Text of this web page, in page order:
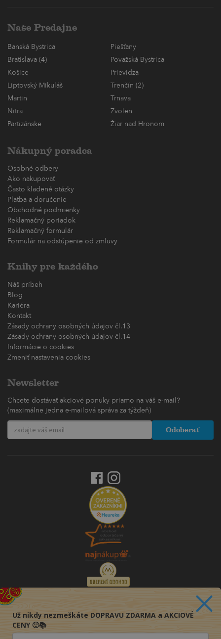
Naše Predajne
Banská Bystrica
Piešťany
Bratislava (4)
Považská Bystrica
Košice
Prievidza
Liptovský Mikuláš
Trenčín (2)
Martin
Trnava
Nitra
Zvolen
Partizánske
Žiar nad Hronom
Nákupný poradca
Osobné odbery
Ako nakupovať
Často kladené otázky
Platba a doručenie
Obchodné podmienky
Reklamačný poriadok
Reklamačný formulár
Formulár na odstúpenie od zmluvy
Knihy pre každého
Náš príbeh
Blog
Kariéra
Kontakt
Zásady ochrany osobných údajov čl.13
Zásady ochrany osobných údajov čl.14
Informácie o cookies
Zmeniť nastavenia cookies
Newsletter
Chcete dostávať akciové ponuky priamo na váš e-mail?
(maximálne jedna e-mailová správa za týždeň)
Odoberať
Už nikdy nezmeškáte DOPRAVU ZDARMA a AKCIOVÉ
CENY 🙂📚